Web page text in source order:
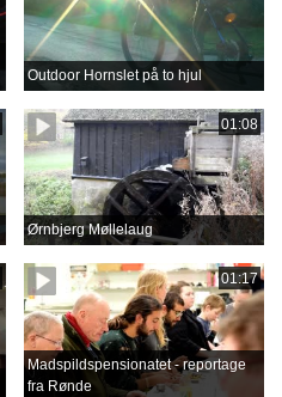
Outdoor Hornslet på to hjul
01:08
Ørnbjerg Møllelaug
01:17
Madspildspensionatet - reportage
fra Rønde